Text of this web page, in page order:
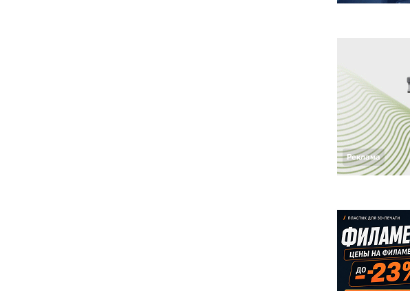
Реклама